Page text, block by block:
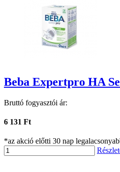
Beba Expertpro HA
Bruttó fogyasztói ár:
6 131 Ft
*az akció előtti 30 nap